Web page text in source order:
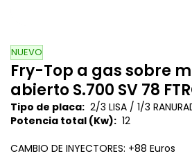
NUEVO
Fry-Top a gas sobre
abierto S.700 SV 78
Tipo de placa: 2/3 LISA / 1/3
Potencia total (Kw): 12
CAMBIO DE INYECTORES: +88 Euros